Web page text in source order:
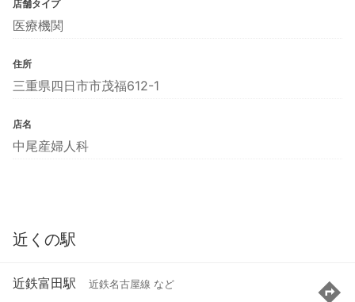
店舗タイプ
医療機関
住所
三重県四日市市茂福612-1
店名
中尾産婦人科
近くの駅
近鉄富田駅 近鉄名古屋線 など